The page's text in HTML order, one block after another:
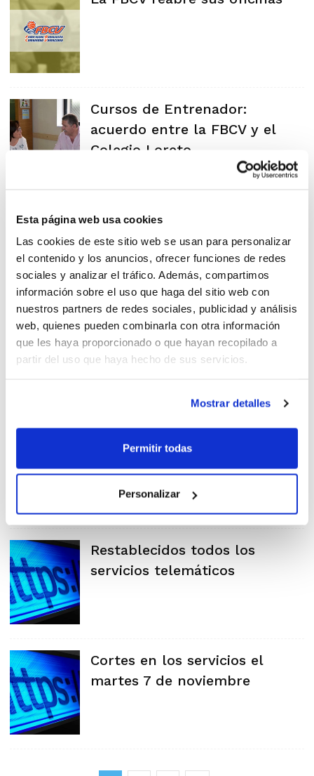
Esta página web usa cookies
Las cookies de este sitio web se usan para personalizar
el contenido y los anuncios, ofrecer funciones de redes
sociales y analizar el tráfico. Además, compartimos
información sobre el uso que haga del sitio web con
nuestros partners de redes sociales, publicidad y análisis
web, quienes pueden combinarla con otra información
que les haya proporcionado o que hayan recopilado a
partir del uso que haya hecho de sus servicios.
Mostrar detalles
Permitir todas
Personalizar
Cursos de Entrenador:
acuerdo entre la FBCV y el
Colegio Loreto
Acuerdo de colaboración
entre FBCV y Golsmedia
Sports
Burriana continuará
apostando por el baloncesto
junto a la FBCV
La FBCV y Torreblanca
Restablecidos todos los
servicios telemáticos
Cortes en los servicios el
martes 7 de noviembre